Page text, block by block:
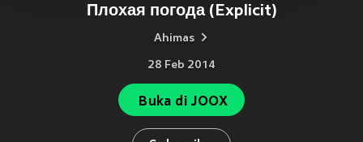
Плохая погода (Explicit)
Ahimas
28 Feb 2014
Buka di JOOX